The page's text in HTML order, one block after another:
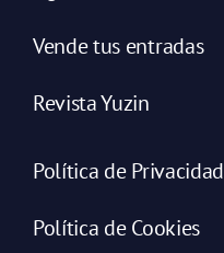
Vende tus entradas
Revista Yuzin
Política de Privacidad
Política de Cookies